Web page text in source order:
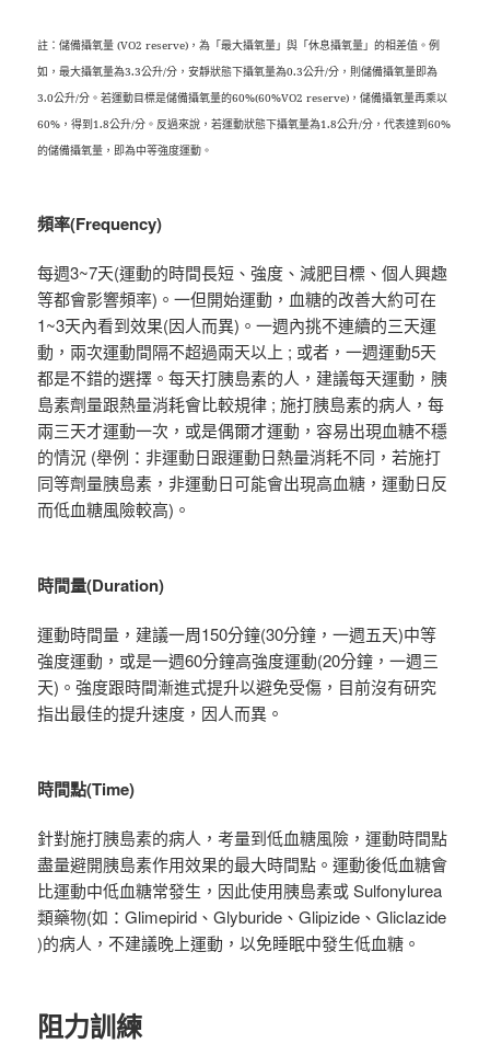
註：儲備攝氧量 (VO2 reserve)，為「最大攝氧量」與「休息攝氧量」的相差值。例
如，最大攝氧量為3.3公升/分，安靜狀態下攝氧量為0.3公升/分，則儲備攝氧量即為
3.0公升/分。若運動目標是儲備攝氧量的60%(60%VO2 reserve)，儲備攝氧量再乘以
60%，得到1.8公升/分。反過來說，若運動狀態下攝氧量為1.8公升/分，代表達到60%
的儲備攝氧量，即為中等強度運動。
頻率(Frequency)
每週3~7天(運動的時間長短、強度、減肥目標、個人興趣
等都會影響頻率)。一但開始運動，血糖的改善大約可在
1~3天內看到效果(因人而異)。一週內挑不連續的三天運
動，兩次運動間隔不超過兩天以上 ; 或者，一週運動5天
都是不錯的選擇。每天打胰島素的人，建議每天運動，胰
島素劑量跟熱量消耗會比較規律 ; 施打胰島素的病人，每
兩三天才運動一次，或是偶爾才運動，容易出現血糖不穩
的情況 (舉例：非運動日跟運動日熱量消耗不同，若施打
同等劑量胰島素，非運動日可能會出現高血糖，運動日反
而低血糖風險較高)。
時間量(Duration)
運動時間量，建議一周150分鐘(30分鐘，一週五天)中等
強度運動，或是一週60分鐘高強度運動(20分鐘，一週三
天)。強度跟時間漸進式提升以避免受傷，目前沒有研究
指出最佳的提升速度，因人而異。
時間點(Time)
針對施打胰島素的病人，考量到低血糖風險，運動時間點
盡量避開胰島素作用效果的最大時間點。運動後低血糖會
比運動中低血糖常發生，因此使用胰島素或 Sulfonylurea
類藥物(如：Glimepirid、Glyburide、Glipizide、Gliclazide
)的病人，不建議晚上運動，以免睡眠中發生低血糖。
阻力訓練